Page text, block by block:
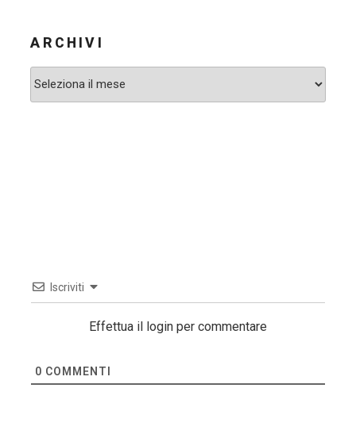
ARCHIVI
Archivi
Iscriviti
Effettua il login per commentare
0 COMMENTI